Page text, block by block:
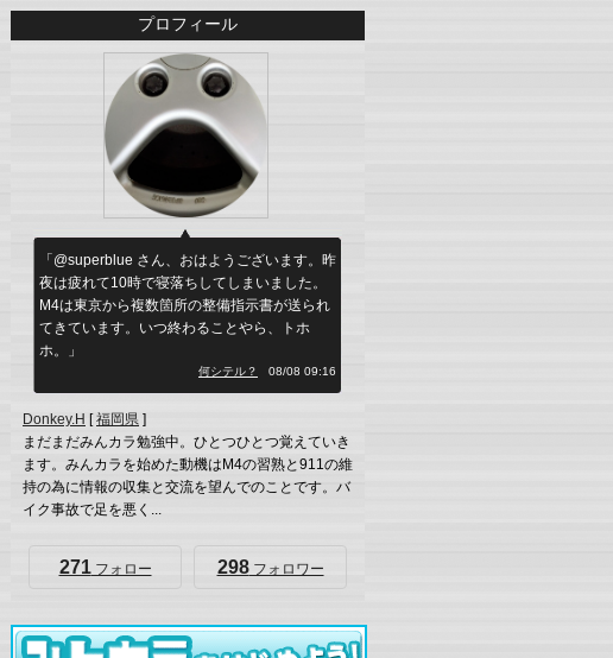
プロフィール
「@superblue さん、おはようございます。昨
夜は疲れて10時で寝落ちしてしまいました。
M4は東京から複数箇所の整備指示書が送られ
てきています。いつ終わることやら、トホ
ホ。」
何シテル？ 08/08 09:16
Donkey.H [福岡県 ]
まだまだみんカラ勉強中。ひとつひとつ覚えていき
ます。みんカラを始めた動機はM4の習熟と911の維
持の為に情報の収集と交流を望んでのことです。バ
イク事故で足を悪く...
271フォロー 298フォロワー